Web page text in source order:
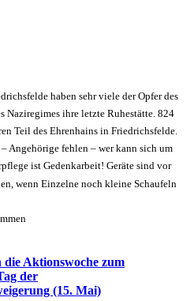
haben sehr viele der Opfer des
Naziregimes ihre letzte Ruhestätte. 824
Teil des Ehrenhains in Friedrichsfelde.
Angehörige fehlen – wer kann sich um
ist Gedenkarbeit! Geräte sind vor
wenn Einzelne noch kleine Schaufeln
Aktionswoche zum
der
(15. Mai)